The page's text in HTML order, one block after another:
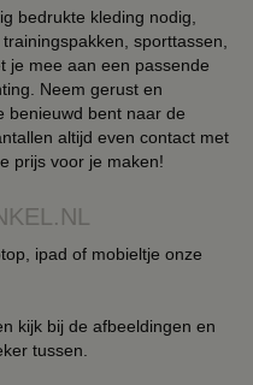
bedrukte kleding nodig,
sporttassen,
je mee aan een passende
Neem gerust en
benieuwd bent naar de
altijd even contact met
prijs voor je maken!
ipad of mobieltje onze
kijk bij de afbeeldingen en
tussen.